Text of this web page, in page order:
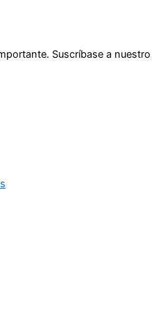
Suscríbase a nuestro